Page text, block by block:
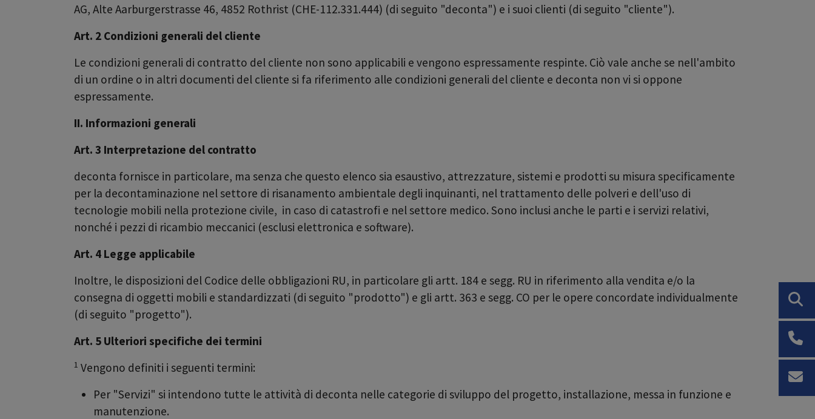
AG, Alte Aarburgerstrasse 46, 4852 Rothrist (CHE-112.331.444) (di seguito "deconta") e i suoi clienti (di seguito "cliente").
Art. 2 Condizioni generali del cliente
Le condizioni generali di contratto del cliente non sono applicabili e vengono espressamente respinte. Ciò vale anche se nell'ambito
di un ordine o in altri documenti del cliente si fa riferimento alle condizioni generali del cliente e deconta non vi si oppone
espressamente.
II. Informazioni generali
Art. 3 Interpretazione del contratto
deconta fornisce in particolare, ma senza che questo elenco sia esaustivo, attrezzature, sistemi e prodotti su misura specificamente
per la decontaminazione nel settore di risanamento ambientale degli inquinanti, nel trattamento delle polveri e dell'uso di
tecnologie mobili nella protezione civile, in caso di catastrofi e nel settore medico. Sono inclusi anche le parti e i servizi relativi,
nonché i pezzi di ricambio meccanici (esclusi elettronica e software).
Art. 4 Legge applicabile
Inoltre, le disposizioni del Codice delle obbligazioni RU, in particolare gli artt. 184 e segg. RU in riferimento alla vendita e/o la
consegna di oggetti mobili e standardizzati (di seguito "prodotto") e gli artt. 363 e segg. CO per le opere concordate individualmente
(di seguito "progetto").
Art. 5 Ulteriori specifiche dei termini
1 Vengono definiti i seguenti termini:
Per "Servizi" si intendono tutte le attività di deconta nelle categorie di sviluppo del progetto, installazione, messa in funzione e
manutenzione.